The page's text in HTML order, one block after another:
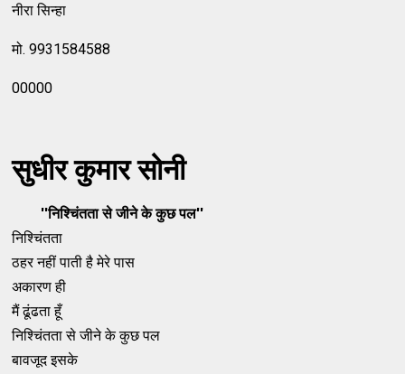
नीरा सिन्‍हा
मो. 9931584588
00000
सुधीर कुमार सोनी
''निश्चिंतता से जीने के कुछ पल''
निश्चिंतता
ठहर नहीं पाती है मेरे पास
अकारण ही
मैं ढूंढता हूँ
निश्चिंतता से जीने के कुछ पल
बावजूद इसके